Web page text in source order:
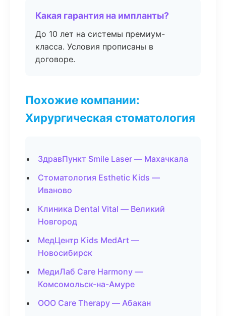
Какая гарантия на импланты?
До 10 лет на системы премиум-
класса. Условия прописаны в
договоре.
Похожие компании:
Хирургическая стоматология
ЗдравПункт Smile Laser — Махачкала
Стоматология Esthetic Kids —
Иваново
Клиника Dental Vital — Великий
Новгород
МедЦентр Kids MedArt —
Новосибирск
МедиЛаб Care Harmony —
Комсомольск-на-Амуре
ООО Care Therapy — Абакан